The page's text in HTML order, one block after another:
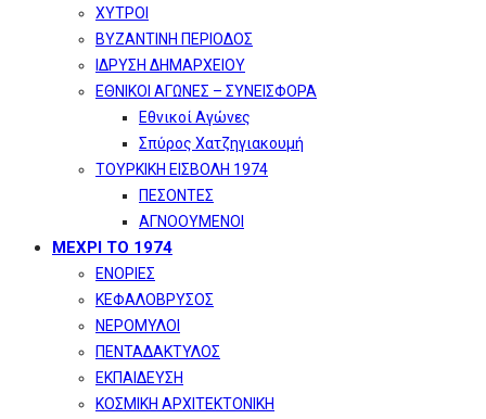
ΧΥΤΡΟΙ
ΒΥΖΑΝΤΙΝΗ ΠΕΡΙΟΔΟΣ
ΙΔΡΥΣΗ ΔΗΜΑΡΧΕΙΟΥ
ΕΘΝΙΚΟΙ ΑΓΩΝΕΣ – ΣΥΝΕΙΣΦΟΡΑ
Εθνικοί Αγώνες
Σπύρος Χατζηγιακουμή
ΤΟΥΡΚΙΚΗ ΕΙΣΒΟΛΗ 1974
ΠΕΣΟΝΤΕΣ
ΑΓΝΟΟΥΜΕΝΟΙ
ΜΕΧΡΙ ΤΟ 1974
ΕΝΟΡΙΕΣ
ΚΕΦΑΛΟΒΡΥΣΟΣ
ΝΕΡΟΜΥΛΟΙ
ΠΕΝΤΑΔΑΚΤΥΛΟΣ
ΕΚΠΑΙΔΕΥΣΗ
ΚΟΣΜΙΚΗ ΑΡΧΙΤΕΚΤΟΝΙΚΗ